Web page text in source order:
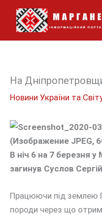
Перейти
вмісту
На
Новини України та
В ніч 6 на 7 березня
загинув Суслов
Працюючи під землею
породи через що